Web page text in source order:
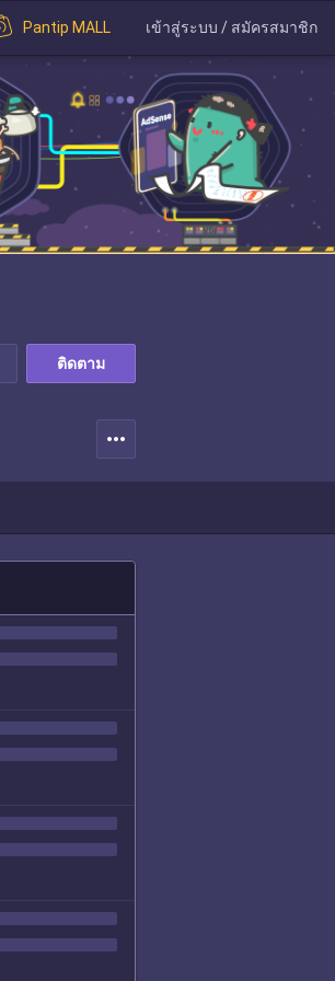
Pantip MALL เข้าสู่ระบบ / สมัครสมาชิก
ติดตาม
more_horiz